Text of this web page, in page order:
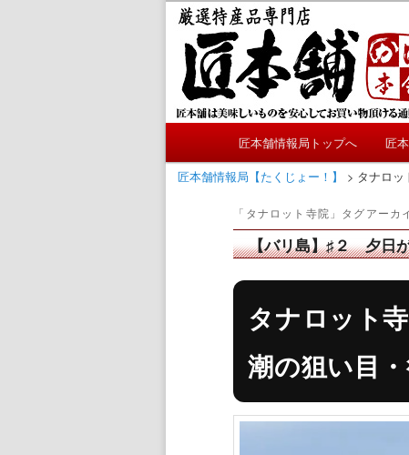
匠本舗情報
かにやおせちについてのおも
ン
メ
ン
コ
ン
テ
ン
サ
コ
ン
テ
ン
ツ
匠本舗情報局トップへ
匠
匠本舗情報局【たくじょー！】
> タナロッ
「 タナロット寺院 」タグアーカ
【バリ島】♯２ 夕日
タナロット
潮の狙い目